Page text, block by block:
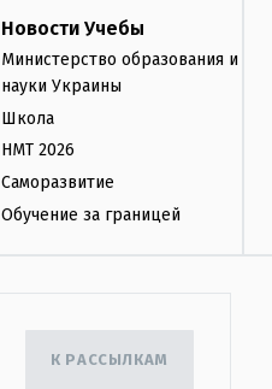
Новости Учебы
Министерство образования и
науки Украины
Школа
НМТ 2026
Саморазвитие
Обучение за границей
К РАССЫЛКАМ